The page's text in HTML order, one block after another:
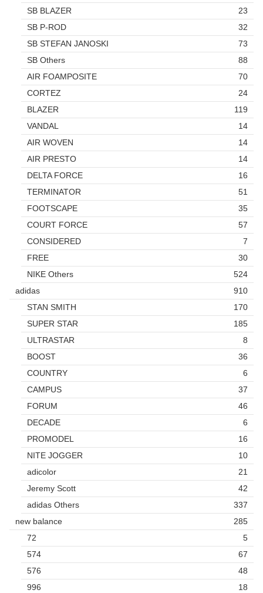
SB BLAZER
23
SB P-ROD
32
SB STEFAN JANOSKI
73
SB Others
88
AIR FOAMPOSITE
70
CORTEZ
24
BLAZER
119
VANDAL
14
AIR WOVEN
14
AIR PRESTO
14
DELTA FORCE
16
TERMINATOR
51
FOOTSCAPE
35
COURT FORCE
57
CONSIDERED
7
FREE
30
NIKE Others
524
adidas
910
STAN SMITH
170
SUPER STAR
185
ULTRASTAR
8
BOOST
36
COUNTRY
6
CAMPUS
37
FORUM
46
DECADE
6
PROMODEL
16
NITE JOGGER
10
adicolor
21
Jeremy Scott
42
adidas Others
337
new balance
285
72
5
574
67
576
48
996
18